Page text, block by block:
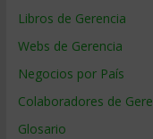
Libros de Gerencia
Webs de Gerencia
Negocios por País
Colaboradores de
Glosario